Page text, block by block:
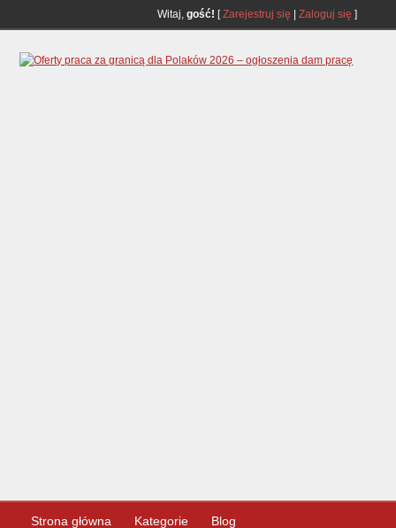
Witaj, gość! [Zarejestruj się Zaloguj się ]
Strona główna Kategorie Blog